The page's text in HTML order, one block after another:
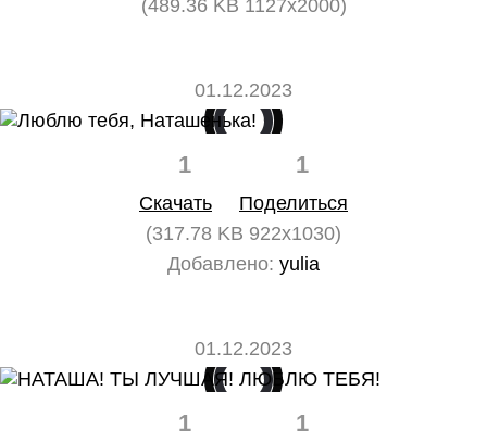
(489.36 KB 1127x2000)
01.12.2023
1 1
Скачать
Поделиться
(317.78 KB 922x1030)
Добавлено: yulia
01.12.2023
1 1